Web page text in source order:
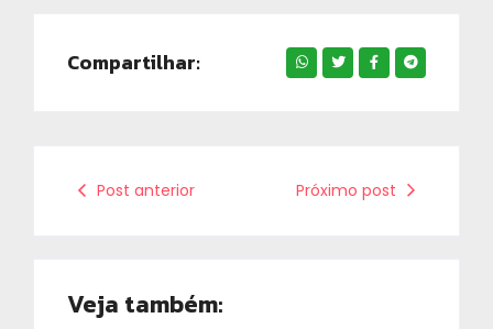
Compartilhar:
Post anterior Próximo post
Veja também: